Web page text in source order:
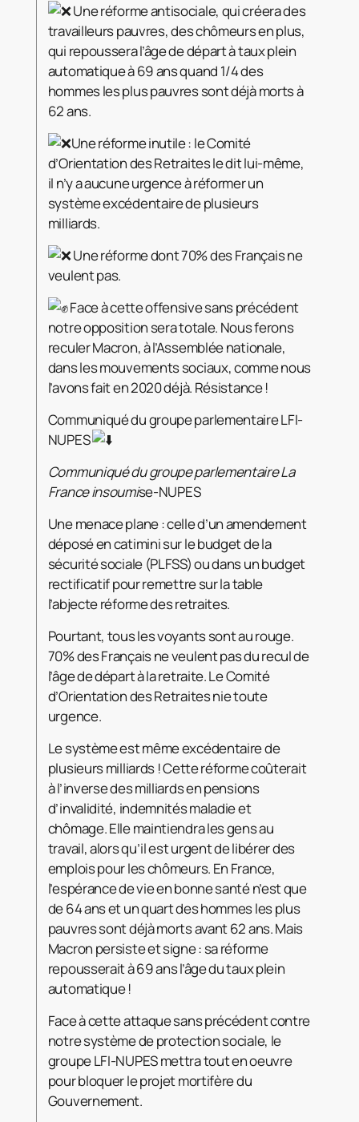
Une réforme antisociale, qui créera des
travailleurs pauvres, des chômeurs en plus,
qui repoussera l’âge de départ à taux plein
automatique à 69 ans quand 1/4 des
hommes les plus pauvres sont déjà morts à
62 ans.
Une réforme inutile : le Comité
d’Orientation des Retraites le dit lui-même,
il n’y a aucune urgence à réformer un
système excédentaire de plusieurs
milliards.
Une réforme dont 70% des Français ne
veulent pas.
Face à cette offensive sans précédent
notre opposition sera totale. Nous ferons
reculer Macron, à l’Assemblée nationale,
dans les mouvements sociaux, comme nous
l’avons fait en 2020 déjà. Résistance !
Communiqué du groupe parlementaire LFI-
NUPES
Communiqué du groupe parlementaire La
France insoumise-NUPES
Une menace plane : celle d’un amendement
déposé en catimini sur le budget de la
sécurité sociale (PLFSS) ou dans un budget
rectificatif pour remettre sur la table
l’abjecte réforme des retraites.
Pourtant, tous les voyants sont au rouge.
70% des Français ne veulent pas du recul de
l’âge de départ à la retraite. Le Comité
d’Orientation des Retraites nie toute
urgence.
Le système est même excédentaire de
plusieurs milliards ! Cette réforme coûterait
à l’inverse des milliards en pensions
d’invalidité, indemnités maladie et
chômage. Elle maintiendra les gens au
travail, alors qu’il est urgent de libérer des
emplois pour les chômeurs. En France,
l’espérance de vie en bonne santé n’est que
de 64 ans et un quart des hommes les plus
pauvres sont déjà morts avant 62 ans. Mais
Macron persiste et signe : sa réforme
repousserait à 69 ans l’âge du taux plein
automatique !
Face à cette attaque sans précédent contre
notre système de protection sociale, le
groupe LFI-NUPES mettra tout en oeuvre
pour bloquer le projet mortifère du
Gouvernement.